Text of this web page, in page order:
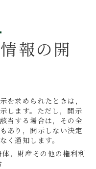
報の開
を求められたときは，
します。ただし，開示
当する場合は，その全
あり，開示しない決定
く通知します。
，財産その他の権利利